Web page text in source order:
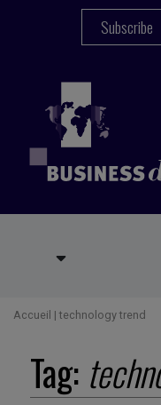
Subscribe
Accueil | technology trend
Tag: